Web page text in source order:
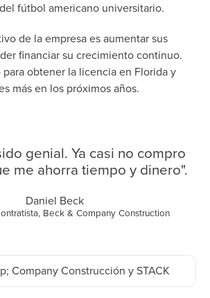
fútbol americano universitario.
de la empresa es aumentar sus
financiar su crecimiento continuo.
para obtener la licencia en Florida y
más en los próximos años.
genial. Ya casi no compro
me ahorra tiempo y dinero".
Daniel Beck
Beck & Company Construction